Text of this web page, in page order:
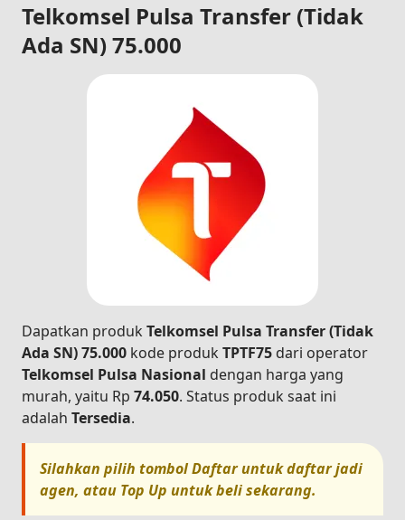
Telkomsel Pulsa Transfer (Tidak
Ada SN) 75.000
Dapatkan produk Telkomsel Pulsa Transfer (Tidak
Ada SN) 75.000 kode produk TPTF75 dari operator
Telkomsel Pulsa Nasional dengan harga yang
murah, yaitu Rp 74.050. Status produk saat ini
adalah Tersedia.
Silahkan pilih tombolDaftaruntuk daftar jadi
agen, atau Top Up untuk beli sekarang.